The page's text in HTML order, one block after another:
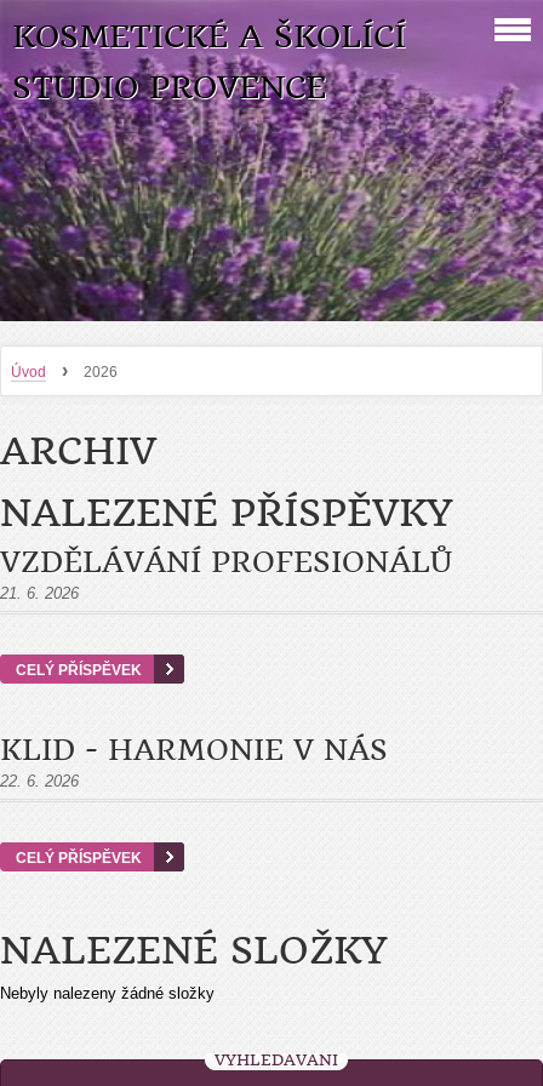
KOSMETICKÉ A ŠKOLÍCÍ
STUDIO PROVENCE
Úvod › 2026
ARCHIV
NALEZENÉ PŘÍSPĚVKY
VZDĚLÁVÁNÍ PROFESIONÁLŮ
21. 6. 2026
CELÝ PŘÍSPĚVEK
KLID - HARMONIE V NÁS
22. 6. 2026
CELÝ PŘÍSPĚVEK
NALEZENÉ SLOŽKY
Nebyly nalezeny žádné složky
VYHLEDÁVÁNÍ